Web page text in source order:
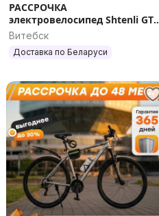
РАССРОЧКА
электровелосипед Shtenli GT9
10.4Ah
Витебск
Доставка по Беларуси